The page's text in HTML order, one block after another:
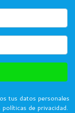
tus datos personales
de privacidad.